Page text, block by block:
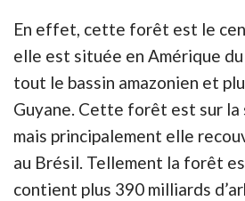
En effet, cette forêt est le
elle est située en Amérique du
tout le bassin amazonien et
Guyane. Cette forêt est sur la
mais principalement elle
au Brésil. Tellement la forêt
contient plus 390 milliards